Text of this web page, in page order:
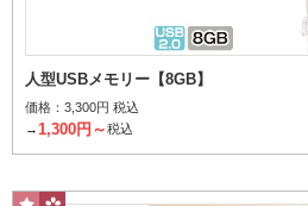
32GB
人型USBメモリー【8GB】
価格： 3,300円 税込
→1,300円～税込